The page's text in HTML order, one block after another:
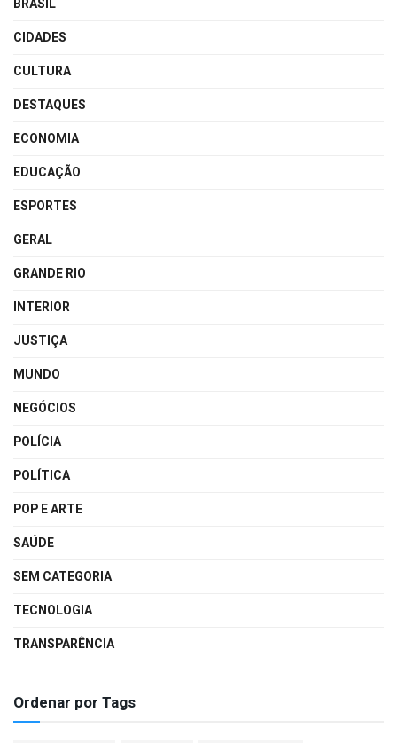
CIDADES
CULTURA
DESTAQUES
ECONOMIA
EDUCAÇÃO
ESPORTES
GERAL
GRANDE RIO
INTERIOR
JUSTIÇA
MUNDO
NEGÓCIOS
POLÍCIA
POLÍTICA
POP E ARTE
SAÚDE
SEM CATEGORIA
TECNOLOGIA
TRANSPARÊNCIA
Ordenar por Tags